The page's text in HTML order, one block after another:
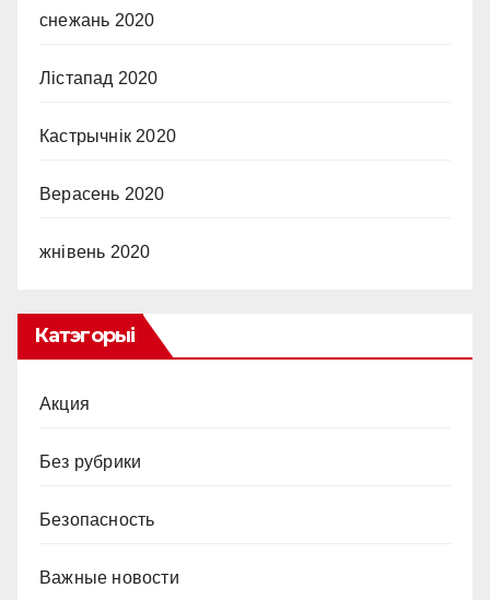
снежань 2020
Лістапад 2020
Кастрычнік 2020
Верасень 2020
жнівень 2020
Катэгорыі
Акция
Без рубрики
Безопасность
Важные новости